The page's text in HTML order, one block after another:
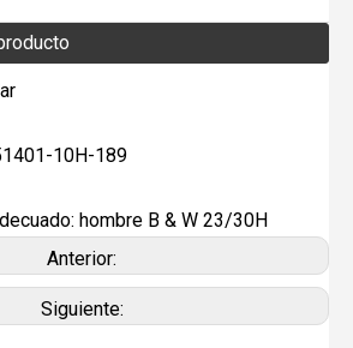
10H-189
hombre B & W 23/30H
Anterior:
Siguiente: